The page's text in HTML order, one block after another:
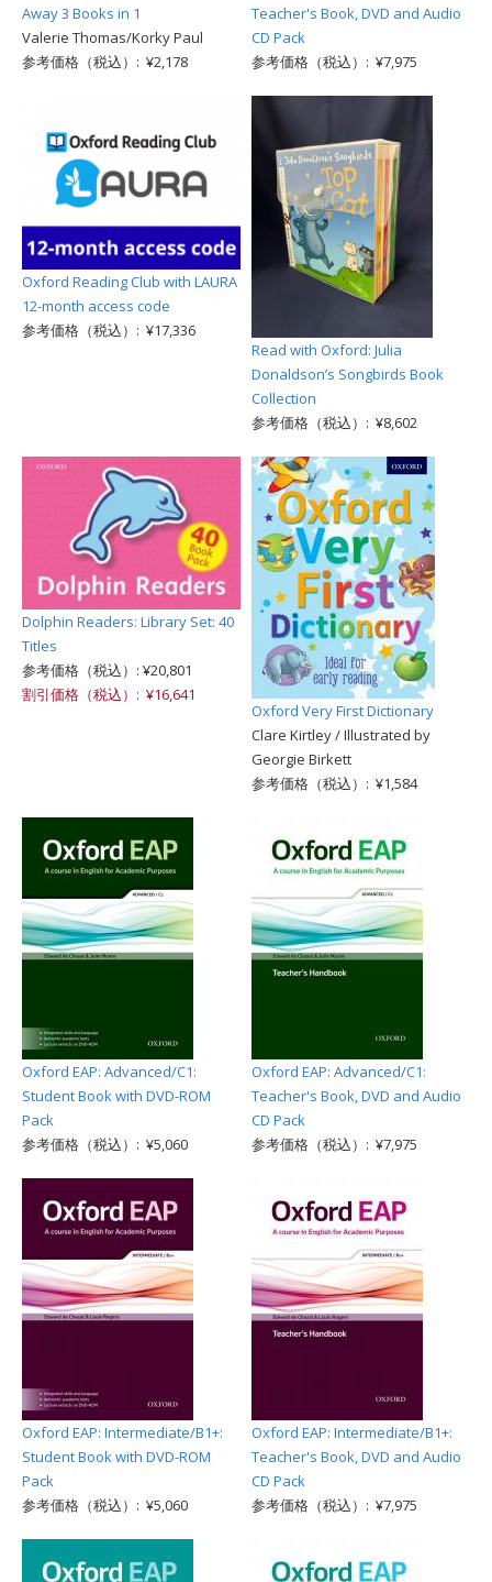
Away 3 Books in 1
Valerie Thomas/Korky Paul
参考価格（税込）: ¥2,178
Teacher's Book, DVD and Audio
CD Pack
参考価格（税込）: ¥7,975
Oxford Reading Club with LAURA
12-month access code
参考価格（税込）: ¥17,336
Read with Oxford: Julia
Donaldson’s Songbirds Book
Collection
参考価格（税込）: ¥8,602
Dolphin Readers: Library Set: 40
Titles
参考価格（税込）: ¥20,801
割引価格（税込）: ¥16,641
Oxford Very First Dictionary
Clare Kirtley / Illustrated by
Georgie Birkett
参考価格（税込）: ¥1,584
Oxford EAP: Advanced/C1:
Student Book with DVD-ROM
Pack
参考価格（税込）: ¥5,060
Oxford EAP: Advanced/C1:
Teacher's Book, DVD and Audio
CD Pack
参考価格（税込）: ¥7,975
Oxford EAP: Intermediate/B1+:
Student Book with DVD-ROM
Pack
参考価格（税込）: ¥5,060
Oxford EAP: Intermediate/B1+:
Teacher's Book, DVD and Audio
CD Pack
参考価格（税込）: ¥7,975